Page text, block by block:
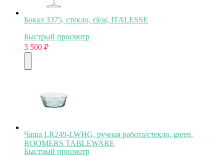
Бокал 3375, стекло, clear, ITALESSE
Быстрый просмотр
3 500 ₽
Чаша LR249-LWHG, ручная работа/стекло, green,
ROOMERS TABLEWARE
Быстрый просмотр